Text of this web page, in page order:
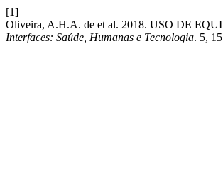
[1]
Oliveira, A.H.A. de et al. 2018. USO DE
Interfaces: Saúde, Humanas e Tecnologia. 5,